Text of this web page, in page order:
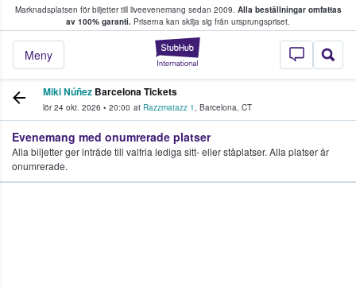
Marknadsplatsen för biljetter till liveevenemang sedan 2009. Alla beställningar omfattas
av 100% garanti. Priserna kan skilja sig från ursprungspriset.
StubHub – där
Meny
köper och säljer biljetter.
Miki Núñez Barcelona Tickets
lör 24 okt. 2026 • 20:00 at Razzmatazz 1, Barcelona, CT
Evenemang med onumrerade platser
Alla biljetter ger inträde till valfria lediga sitt- eller ståplatser. Alla platser är
onumrerade.